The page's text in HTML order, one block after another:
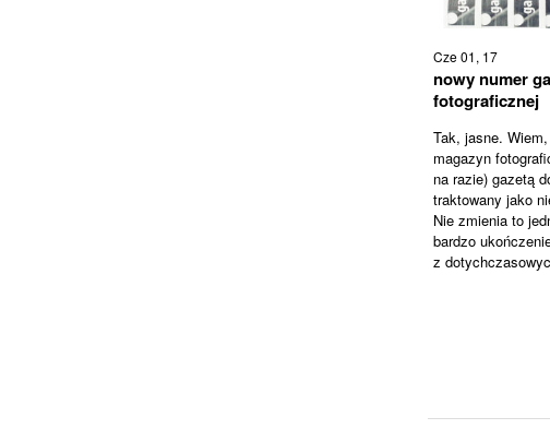
Cze 01, 17
nowy numer
fotograficznej
Tak, jasne.
magazyn
na razie) gazetą
traktowany jako
Nie zmienia to
bardzo
z